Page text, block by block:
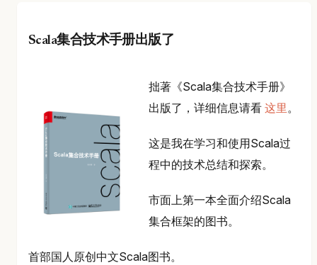
Scala集合技术手册出版了
拙著《Scala集合技术手册》
出版了，详细信息请看这里。
这是我在学习和使用Scala过
程中的技术总结和探索。
市面上第一本全面介绍Scala
集合框架的图书。
首部国人原创中文Scala图书。